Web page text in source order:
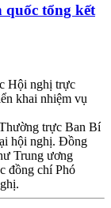
tổng kết
Hội nghị trực
khai nhiệm vụ
trực Ban Bí
hội nghị. Đồng
Trung ương
đồng chí Phó